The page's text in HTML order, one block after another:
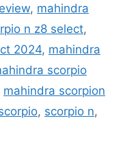
, mahindra
n z8 select,
2024, mahindra
scorpio
mahindra scorpion
, scorpio n,